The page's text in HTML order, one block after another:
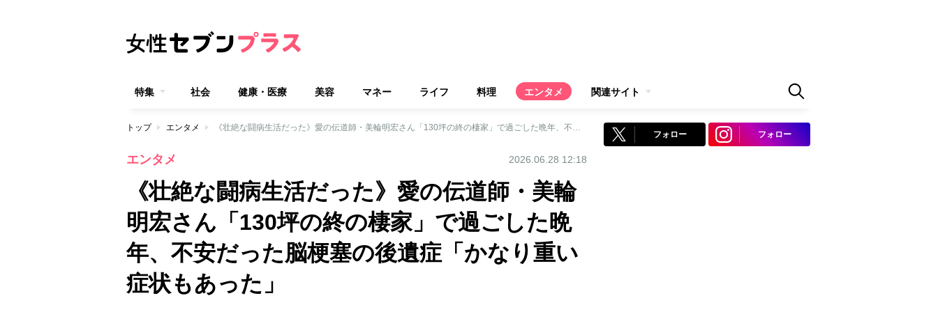
特集 社会 健康・医療 美容 マネー ライフ 料理 エンタメ 関連サイト
トップ エンタメ 《壮絶な闘病生活だった》愛の伝道師・美輪明宏さん「130坪の終の棲家」で過ごした晩年、不安だった脳梗塞の後遺症「かなり重い症状もあった」
エンタメ 2026.06.28 12:18
《壮絶な闘病生活だった》愛の伝道師・美輪
明宏さん「130坪の終の棲家」で過ごした晩
年、不安だった脳梗塞の後遺症「かなり重い
症状もあった」
フォロー フォロー